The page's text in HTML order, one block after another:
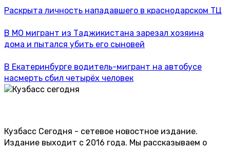
Раскрыта личность нападавшего в краснодарском ТЦ
В МО мигрант из Таджикистана зарезал хозяина
дома и пытался убить его сыновей
В Екатеринбурге водитель-мигрант на автобусе
насмерть сбил четырёх человек
Кузбасс Сегодня - сетевое новостное издание.
Издание выходит с 2016 года. Мы рассказываем о